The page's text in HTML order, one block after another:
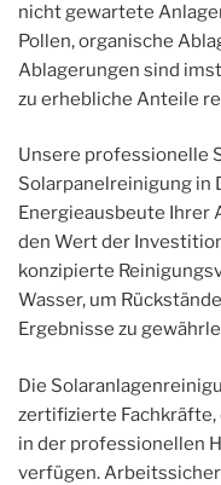
nicht gewartete
Pollen, organische
Ablagerungen sind
zu erhebliche Anteile
Unsere professionelle
Solarpanelreinigung in
Energieausbeute Ihrer
den Wert der
konzipierte
Wasser, um
Ergebnisse zu
Die
zertifizierte
in der professionellen
verfügen.